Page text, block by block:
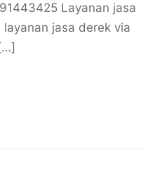
Layanan jasa
jasa derek via